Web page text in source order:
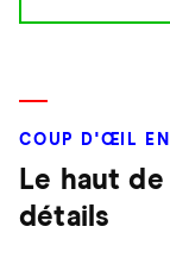
COUP D'ŒIL EN
Le haut
détails